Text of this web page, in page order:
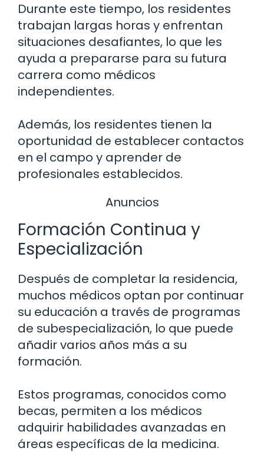
Durante este tiempo, los residentes
trabajan largas horas y enfrentan
situaciones desafiantes, lo que les
ayuda a prepararse para su futura
carrera como médicos
independientes.
Además, los residentes tienen la
oportunidad de establecer contactos
en el campo y aprender de
profesionales establecidos.
Anuncios
Formación Continua y
Especialización
Después de completar la residencia,
muchos médicos optan por continuar
su educación a través de programas
de subespecialización, lo que puede
añadir varios años más a su
formación.
Estos programas, conocidos como
becas, permiten a los médicos
adquirir habilidades avanzadas en
áreas específicas de la medicina.